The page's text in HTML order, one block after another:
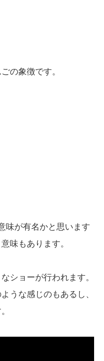
の象徴です。
味が有名かと思います
味もあります。
ショーが行われます。
うな感じのもあるし、